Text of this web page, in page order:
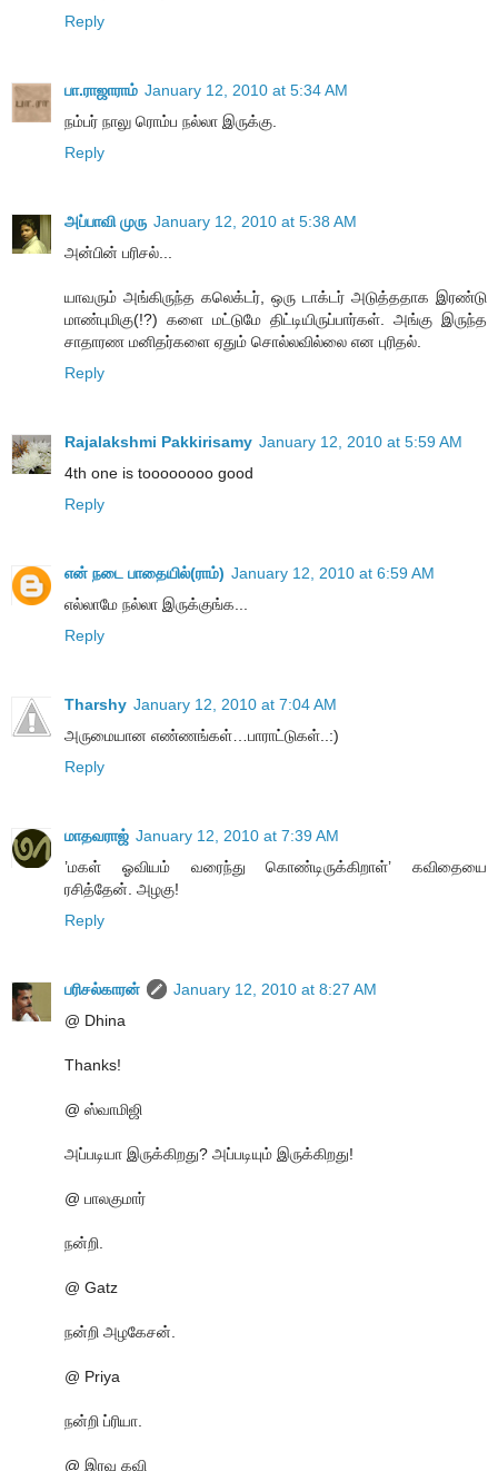
Reply
பா.ராஜாராம் January 12, 2010 at 5:34 AM
நம்பர் நாலு ரொம்ப நல்லா இருக்கு.
Reply
அப்பாவி முரு January 12, 2010 at 5:38 AM
அன்பின் பரிசல்...
யாவரும் அங்கிருந்த கலெக்டர், ஒரு டாக்டர் அடுத்ததாக இரண்டு
மாண்புமிகு(!?) களை மட்டுமே திட்டியிருப்பார்கள். அங்கு இருந்த
சாதாரண மனிதர்களை ஏதும் சொல்லவில்லை என புரிதல்.
Reply
Rajalakshmi Pakkirisamy January 12, 2010 at 5:59 AM
4th one is toooooooo good
Reply
என் நடை பாதையில்(ராம்) January 12, 2010 at 6:59 AM
எல்லாமே நல்லா இருக்குங்க...
Reply
Tharshy January 12, 2010 at 7:04 AM
அருமையான எண்ணங்கள்…பாராட்டுகள்..:)
Reply
மாதவராஜ் January 12, 2010 at 7:39 AM
’மகள் ஓவியம் வரைந்து கொண்டிருக்கிறாள்’ கவிதையை
ரசித்தேன். அழகு!
Reply
பரிசல்காரன்
January 12, 2010 at 8:27 AM
@ Dhina
Thanks!
@ ஸ்வாமிஜி
அப்படியா இருக்கிறது? அப்படியும் இருக்கிறது!
@ பாலகுமார்
நன்றி.
@ Gatz
நன்றி அழகேசன்.
@ Priya
நன்றி ப்ரியா.
@ இரவு கவி